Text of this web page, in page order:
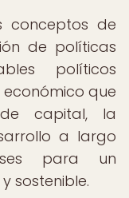
conceptos de
de políticas
políticos
que
capital, la
a largo
para un
sostenible.